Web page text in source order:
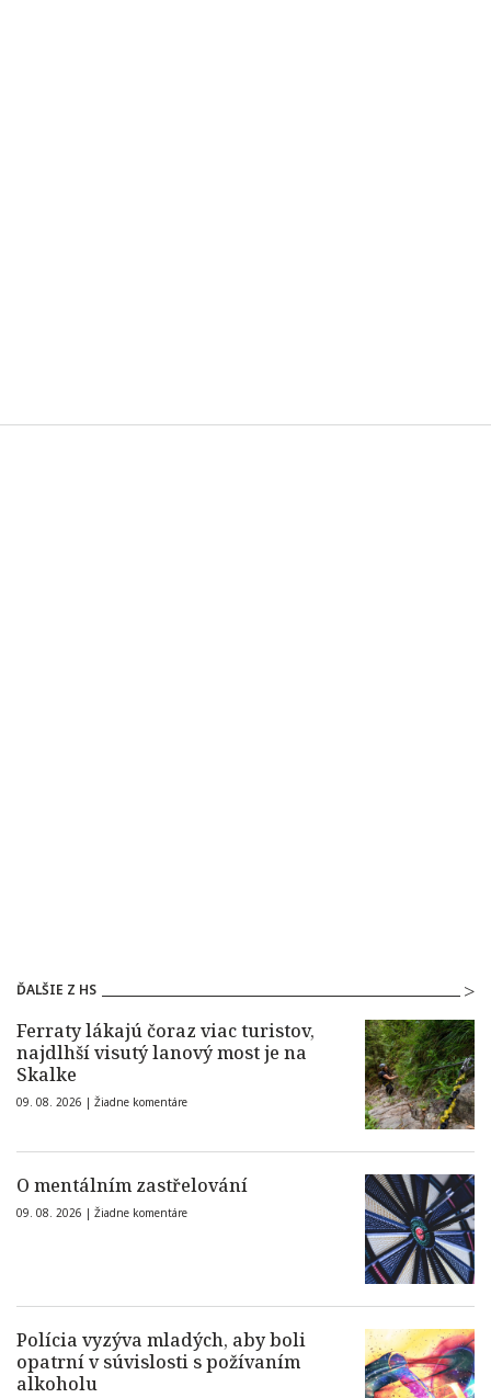
ĎALŠIE Z HS
Ferraty lákajú čoraz viac turistov,
najdlhší visutý lanový most je na
Skalke
09. 08. 2026 | Žiadne komentáre
O mentálním zastřelování
09. 08. 2026 | Žiadne komentáre
Polícia vyzýva mladých, aby boli
opatrní v súvislosti s požívaním
alkoholu